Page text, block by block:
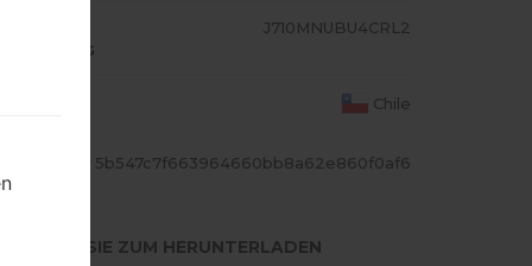
J710MNUBU4CRL2
Chile
5b547c7f663964660bb8a62e860f0af6
SIE ZUM HERUNTERLADEN